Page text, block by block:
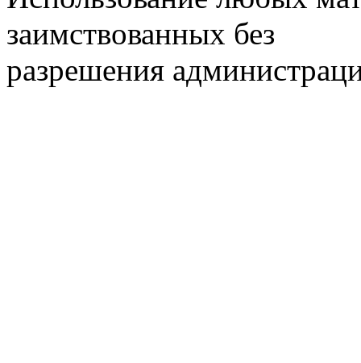
заимствованных без
разрешения